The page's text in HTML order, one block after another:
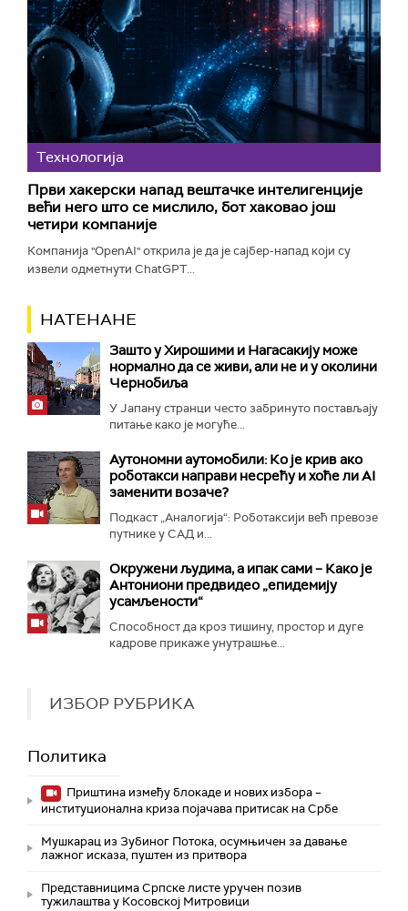
Технологијa
Први хакерски напад вештачке интелигенције
већи него што се мислило, бот хаковао још
четири компаније
Компанија "OpenAI" открила је да је сајбер-напад који су
извели одметнути ChatGPT...
НАТЕНАНЕ
Зашто у Хирошими и Нагасакију може
нормално да се живи, али не и у околини
Чернобиља
У Јапану странци често забринуто постављају
питање како је могуће...
Аутономни аутомобили: Ко је крив ако
роботакси направи несрећу и хоће ли AI
заменити возаче?
Подкаст „Аналогија“: Роботаксији већ превозе
путнике у САД и...
Окружени људима, а ипак сами – Како је
Антониони предвидео „епидемију
усамљености“
Способност да кроз тишину, простор и дуге
кадрове прикаже унутрашње...
ИЗБОР РУБРИКА
Политика
Приштина између блокаде и нових избора –
институционална криза појачава притисак на Србе
Мушкарац из Зубиног Потока, осумњичен за давање
лажног исказа, пуштен из притвора
Представницима Српске листе уручен позив
тужилаштва у Косовској Митровици